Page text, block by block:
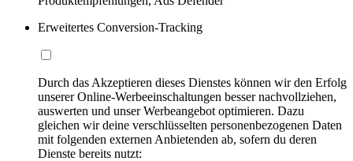
Erweitertes Conversion-Tracking
Durch das Akzeptieren dieses Dienstes können wir den Erfolg
unserer Online-Werbeeinschaltungen besser nachvollziehen,
auswerten und unser Werbeangebot optimieren. Dazu
gleichen wir deine verschlüsselten personenbezogenen Daten
mit folgenden externen Anbietenden ab, sofern du deren
Dienste bereits nutzt: